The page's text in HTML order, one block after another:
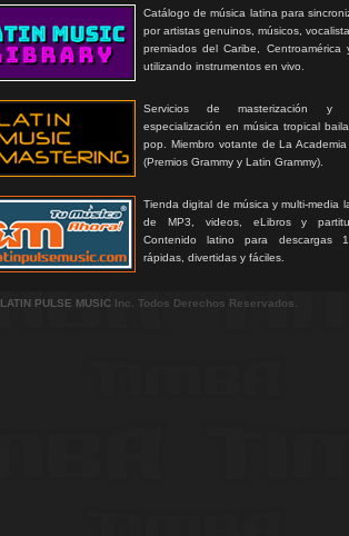
Catálogo de música latina para
por artistas genuinos, músicos,
premiados del Caribe, Centroamérica
utilizando instrumentos en vivo.
Servicios de masterización y
especialización en música tropical
pop. Miembro votante de La
(Premios Grammy y Latin Grammy).
Tienda digital de música y multi-media
de MP3, videos, eLibros y
Contenido latino para descargas
rápidas, divertidas y fáciles.
LATIN PULSE MUSIC Inc. Todos Derechos Reservados.